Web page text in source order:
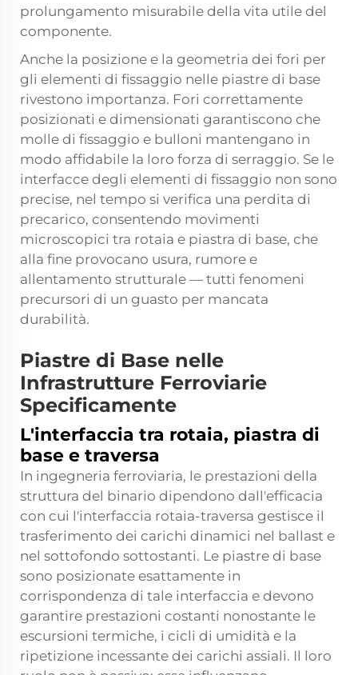
prolungamento misurabile della vita utile del
componente.
Anche la posizione e la geometria dei fori per
gli elementi di fissaggio nelle piastre di base
rivestono importanza. Fori correttamente
posizionati e dimensionati garantiscono che
molle di fissaggio e bulloni mantengano in
modo affidabile la loro forza di serraggio. Se le
interfacce degli elementi di fissaggio non sono
precise, nel tempo si verifica una perdita di
precarico, consentendo movimenti
microscopici tra rotaia e piastra di base, che
alla fine provocano usura, rumore e
allentamento strutturale — tutti fenomeni
precursori di un guasto per mancata
durabilità.
Piastre di Base nelle
Infrastrutture Ferroviarie
Specificamente
L'interfaccia tra rotaia, piastra di
base e traversa
In ingegneria ferroviaria, le prestazioni della
struttura del binario dipendono dall'efficacia
con cui l'interfaccia rotaia-traversa gestisce il
trasferimento dei carichi dinamici nel ballast e
nel sottofondo sottostanti. Le piastre di base
sono posizionate esattamente in
corrispondenza di tale interfaccia e devono
garantire prestazioni costanti nonostante le
escursioni termiche, i cicli di umidità e la
ripetizione incessante dei carichi assiali. Il loro